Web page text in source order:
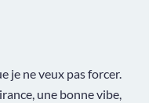
je ne veux pas forcer.
une bonne vibe,